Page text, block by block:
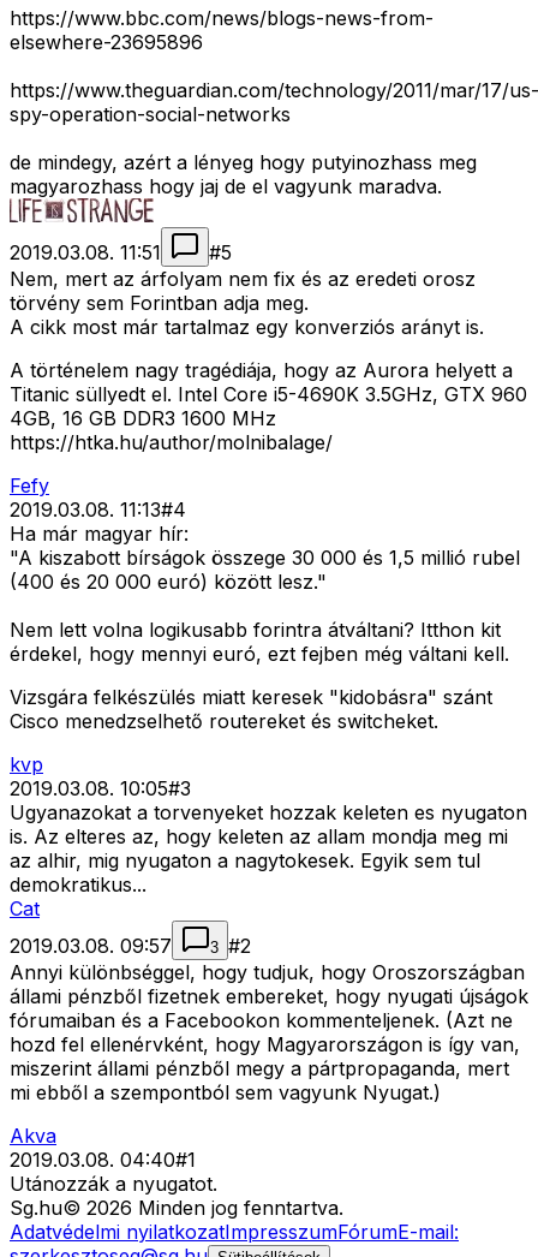
https://www.bbc.com/news/blogs-news-from-
elsewhere-23695896
https://www.theguardian.com/technology/2011/mar/17/us-
spy-operation-social-networks
de mindegy, azért a lényeg hogy putyinozhass meg
magyarozhass hogy jaj de el vagyunk maradva.
2019.03.08. 11:51 #5
Nem, mert az árfolyam nem fix és az eredeti orosz
törvény sem Forintban adja meg.
A cikk most már tartalmaz egy konverziós arányt is.
A történelem nagy tragédiája, hogy az Aurora helyett a
Titanic süllyedt el. Intel Core i5-4690K 3.5GHz, GTX 960
4GB, 16 GB DDR3 1600 MHz
https://htka.hu/author/molnibalage/
Fefy
2019.03.08. 11:13#4
Ha már magyar hír:
"A kiszabott bírságok összege 30 000 és 1,5 millió rubel
(400 és 20 000 euró) között lesz."
Nem lett volna logikusabb forintra átváltani? Itthon kit
érdekel, hogy mennyi euró, ezt fejben még váltani kell.
Vizsgára felkészülés miatt keresek "kidobásra" szánt
Cisco menedzselhető routereket és switcheket.
kvp
2019.03.08. 10:05#3
Ugyanazokat a torvenyeket hozzak keleten es nyugaton
is. Az elteres az, hogy keleten az allam mondja meg mi
az alhir, mig nyugaton a nagytokesek. Egyik sem tul
demokratikus...
Cat
2019.03.08. 09:57
3 #2
Annyi különbséggel, hogy tudjuk, hogy Oroszországban
állami pénzből fizetnek embereket, hogy nyugati újságok
fórumaiban és a Facebookon kommenteljenek. (Azt ne
hozd fel ellenérvként, hogy Magyarországon is így van,
miszerint állami pénzből megy a pártpropaganda, mert
mi ebből a szempontból sem vagyunk Nyugat.)
Akva
2019.03.08. 04:40#1
Utánozzák a nyugatot.
Sg.hu© 2026 Minden jog fenntartva.
Adatvédelmi nyilatkozatImpresszumFórumE-mail: